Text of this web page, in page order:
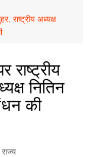
राष्ट्रीय अध्यक्ष
राष्ट्रीय
नितिन
की
राज्य